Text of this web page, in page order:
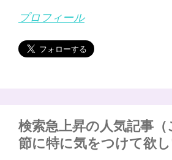
プロフィール
検索急上昇の人気記事
節に特に気をつけて欲し